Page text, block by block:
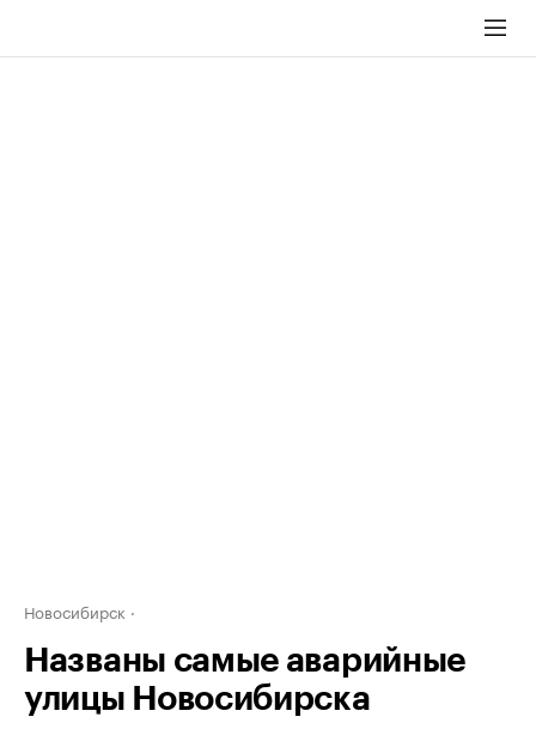
Новосибирск
Названы самые аварийные
улицы Новосибирска